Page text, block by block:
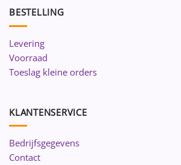
BESTELLING
Levering
Voorraad
Toeslag kleine orders
KLANTENSERVICE
Bedrijfsgegevens
Contact